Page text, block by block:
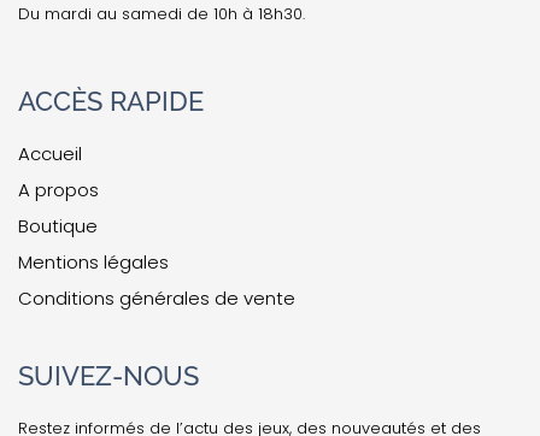
Du mardi au samedi de 10h à 18h30.
ACCÈS RAPIDE
Accueil
A propos
Boutique
Mentions légales
Conditions générales de vente
SUIVEZ-NOUS
Restez informés de l’actu des jeux, des nouveautés et des